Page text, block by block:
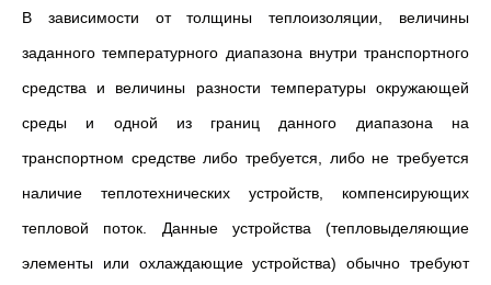
В зависимости от толщины теплоизоляции, величины
заданного температурного диапазона внутри транспортного
средства и величины разности температуры окружающей
среды и одной из границ данного диапазона на
транспортном средстве либо требуется, либо не требуется
наличие теплотехнических устройств, компенсирующих
тепловой поток. Данные устройства (тепловыделяющие
элементы или охлаждающие устройства) обычно требуют